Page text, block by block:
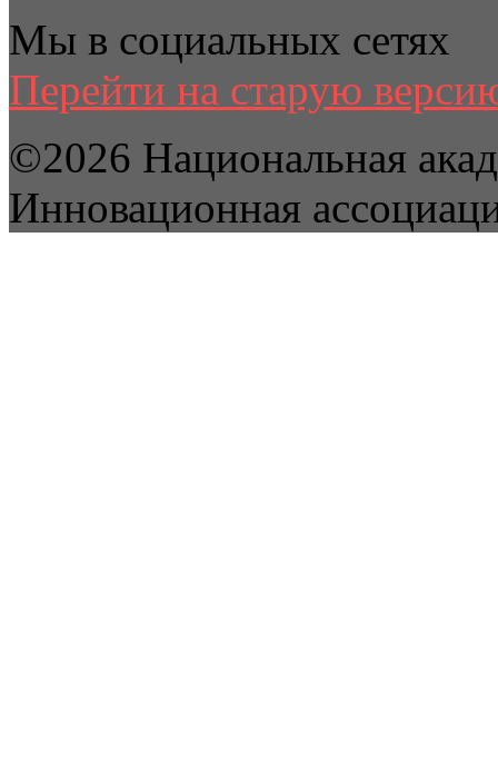
Мы в социальных сетях
Перейти на старую
©2026 Национальная
Инновационная